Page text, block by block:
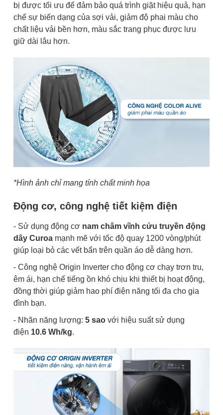
bị được tối ưu để đảm bảo quá trình giặt hiệu quả, hạn
chế sự biến dạng của sợi vải, giảm độ phai màu cho
chất liệu vải bền hơn, màu sắc trang phục được lưu
giữ dài lâu hơn.
*Hình ảnh chỉ mang tính chất minh họa
Động cơ, công nghệ tiết kiệm điện
- Sử dụng động cơ nam châm vĩnh cửu truyền động
dây Curoa mạnh mẽ với tốc độ quay 1200 vòng/phút
giúp loại bỏ các vết bẩn trên quần áo dễ dàng hơn.
- Công nghệ Origin Inverter cho động cơ chạy trơn tru,
êm ái, hạn chế tiếng ồn khó chịu khi thiết bị hoạt động,
đồng thời giúp giảm hao phí điện năng tối đa cho gia
đình bạn.
- Nhãn năng lượng: 5 sao với hiệu suất sử dụng
điện 10.6 Wh/kg.